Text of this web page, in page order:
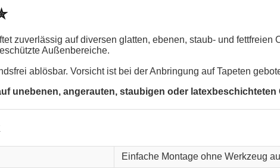
zuverlässig auf diversen glatten, ebenen, staub- und
Außenbereiche.
ablösbar. Vorsicht ist bei der Anbringung auf Tapeten
unebenen, angerauten, staubigen oder
Einfache Montage ohne Werkzeug